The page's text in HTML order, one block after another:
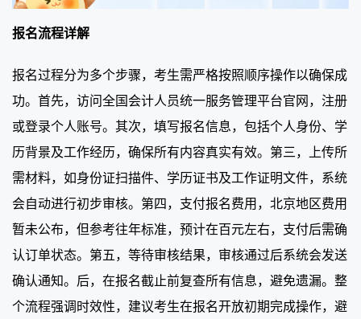
报名流程详解
报名过程分为多个步骤，考生需严格按照顺序操作以确保成
功。首先，访问全国会计人员统一服务管理平台官网，注册
或登录个人账号。其次，填写报名信息，包括个人身份、学
历背景及工作经历，确保所有内容真实有效。第三，上传所
需材料，如身份证扫描件、学历证书及工作证明文件，系统
会自动进行初步审核。第四，支付报名费用，北京地区费用
暂未公布，但参考往年标准，预计在百元左右，支付后需确
认订单状态。第五，等待审核结果，审核通过后系统会发送
确认通知。后，在报名截止前复查所有信息，避免遗漏。整
个流程强调时效性，建议考生在报名开放初期完成操作，避